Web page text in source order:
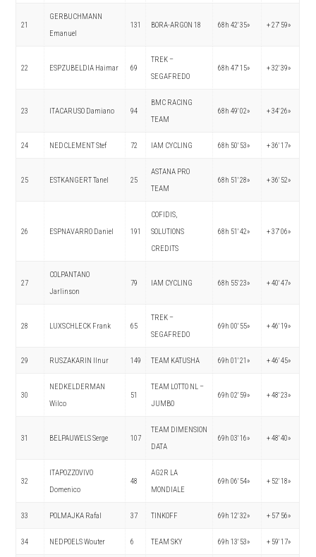
21
GERBUCHMANN
Emanuel
131 BORA-ARGON 18 68h 42′ 35» + 27′ 59»
22 ESPZUBELDIA Haimar 69
TREK –
SEGAFREDO
68h 47′ 15» + 32′ 39»
23 ITACARUSO Damiano 94
BMC RACING
TEAM
68h 49′ 02» + 34′ 26»
24 NEDCLEMENT Stef 72 IAM CYCLING 68h 50′ 53» + 36′ 17»
25 ESTKANGERT Tanel 25
ASTANA PRO
TEAM
68h 51′ 28» + 36′ 52»
26 ESPNAVARRO Daniel 191
COFIDIS,
SOLUTIONS
CREDITS
68h 51′ 42» + 37′ 06»
27
COLPANTANO
Jarlinson
79 IAM CYCLING 68h 55′ 23» + 40′ 47»
28 LUXSCHLECK Frank 65
TREK –
SEGAFREDO
69h 00′ 55» + 46′ 19»
29 RUSZAKARIN Ilnur 149 TEAM KATUSHA 69h 01′ 21» + 46′ 45»
30
NEDKELDERMAN
Wilco
51
TEAM LOTTO NL –
JUMBO
69h 02′ 59» + 48′ 23»
31 BELPAUWELS Serge 107
TEAM DIMENSION
DATA
69h 03′ 16» + 48′ 40»
32
ITAPOZZOVIVO
Domenico
48
AG2R LA
MONDIALE
69h 06′ 54» + 52′ 18»
33 POLMAJKA Rafal 37 TINKOFF 69h 12′ 32» + 57′ 56»
34 NEDPOELS Wouter 6 TEAM SKY 69h 13′ 53» + 59′ 17»